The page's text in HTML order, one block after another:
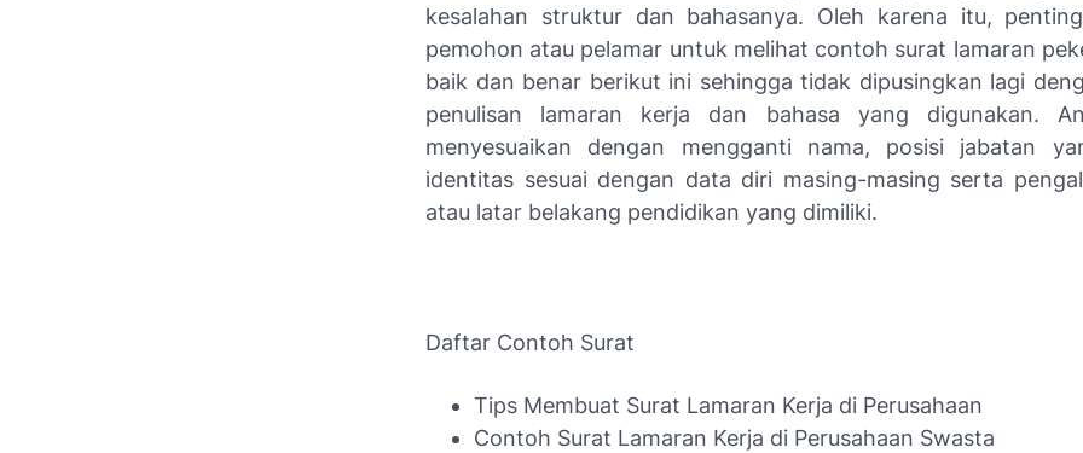
kesalahan struktur dan bahasanya. Oleh karena itu,
pemohon atau pelamar untuk melihat contoh surat lamaran
baik dan benar berikut ini sehingga tidak dipusingkan lagi
penulisan lamaran kerja dan bahasa yang digunakan.
menyesuaikan dengan mengganti nama, posisi jabatan
identitas sesuai dengan data diri masing-masing serta
atau latar belakang pendidikan yang dimiliki.
Daftar Contoh Surat
Tips Membuat Surat Lamaran Kerja di Perusahaan
Contoh Surat Lamaran Kerja di Perusahaan Swasta